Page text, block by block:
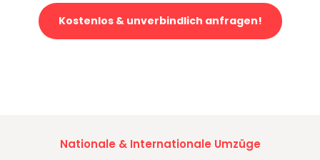
Kostenlos & unverbindlich anfragen!
Nationale & Internationale Umzüge